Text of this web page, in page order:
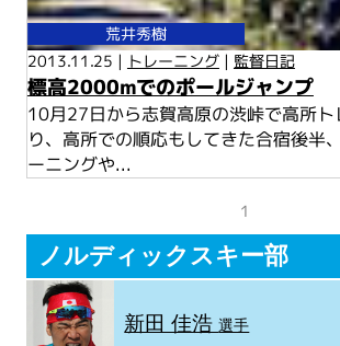
荒井秀樹
2013.11.25 | トレーニング| 監督日記
標高2000mでのポールジャンプ
10月27日から志賀高原の渋峠で高所ト
り、高所での順応もしてきた合宿後半
ーニングや...
1
ノルディックスキー部
新田 佳浩選手